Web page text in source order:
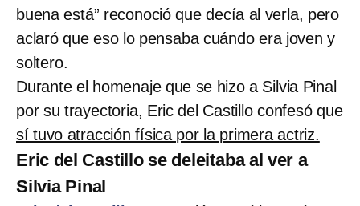
buena está” reconoció que decía al verla, pero
aclaró que eso lo pensaba cuándo era joven y
soltero.
Durante el homenaje que se hizo a Silvia Pinal
por su trayectoria, Eric del Castillo confesó que
sí tuvo atracción física por la primera actriz.
Eric del Castillo se deleitaba al ver a
Silvia Pinal